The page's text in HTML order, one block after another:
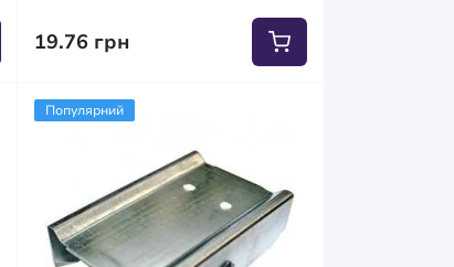
19.76 грн
Популярний